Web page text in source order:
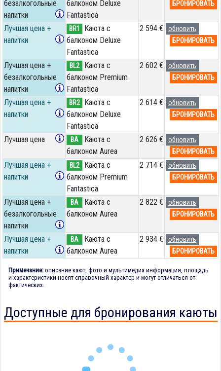
безалкогольные
напитки
балконом Deluxe
Fantastica
БРОНИРОВАТЬ
Лучшая цена +
напитки
BR1
Каюта с
балконом Deluxe
Fantastica
2 594 €
обновить
БРОНИРОВАТЬ
Лучшая цена +
безалкогольные
напитки
BL2
Каюта с
балконом Premium
Fantastica
2 602 €
обновить
БРОНИРОВАТЬ
Лучшая цена +
напитки
BR2
Каюта с
балконом Deluxe
Fantastica
2 614 €
обновить
БРОНИРОВАТЬ
Лучшая цена BA
Каюта с
балконом Aurea
2 626 €
обновить
БРОНИРОВАТЬ
Лучшая цена +
напитки
BL2
Каюта с
балконом Premium
Fantastica
2 714 €
обновить
БРОНИРОВАТЬ
Лучшая цена +
безалкогольные
напитки
BA
Каюта с
балконом Aurea
2 822 €
обновить
БРОНИРОВАТЬ
Лучшая цена +
напитки
BA
Каюта с
балконом Aurea
2 934 €
обновить
БРОНИРОВАТЬ
Примечание: описание кают, фото и мультимедиа информация, площадь
и характеристики носят справочный характер и могут отличаться от
фактических.
Доступные для бронирования каюты